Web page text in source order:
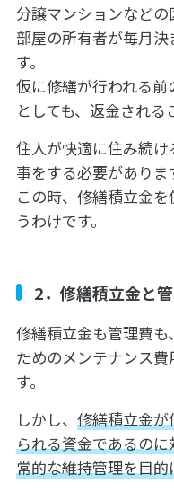
分譲マンションなど
部屋の所有者が毎月
す。
仮に修繕が行われる
としても、返金される
住人が快適に住み続
事をする必要がありま
この時、修繕積立金
うわけです。
2．修繕積立金と
修繕積立金も管理費
ためのメンテナンス
す。
しかし、 修繕積立金
られる資金であるの
常的な維持管理を目的